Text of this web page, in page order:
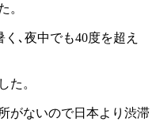
。
､夜中でも40度を超え
た。
がないので日本より渋滞